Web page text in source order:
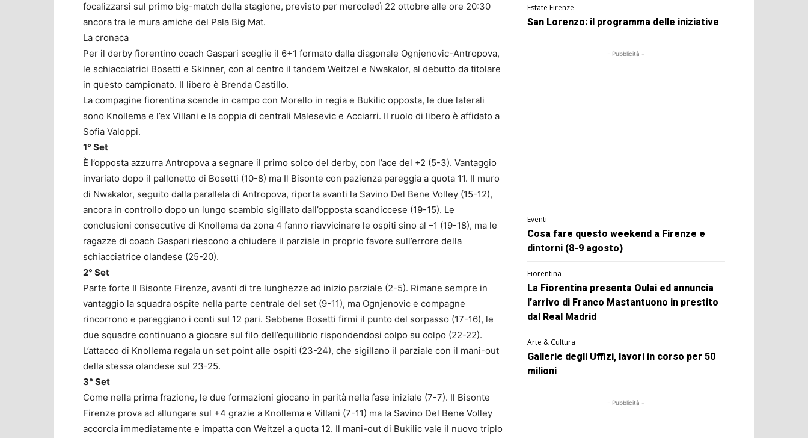
focalizzarsi sul primo big-match della stagione, previsto per mercoledì 22 ottobre alle ore 20:30
ancora tra le mura amiche del Pala Big Mat.
La cronaca
Per il derby fiorentino coach Gaspari sceglie il 6+1 formato dalla diagonale Ognjenovic-Antropova,
le schiacciatrici Bosetti e Skinner, con al centro il tandem Weitzel e Nwakalor, al debutto da titolare
in questo campionato. Il libero è Brenda Castillo.
La compagine fiorentina scende in campo con Morello in regia e Bukilic opposta, le due laterali
sono Knollema e l’ex Villani e la coppia di centrali Malesevic e Acciarri. Il ruolo di libero è affidato a
Sofia Valoppi.
1° Set
È l’opposta azzurra Antropova a segnare il primo solco del derby, con l’ace del +2 (5-3). Vantaggio
invariato dopo il pallonetto di Bosetti (10-8) ma Il Bisonte con pazienza pareggia a quota 11. Il muro
di Nwakalor, seguito dalla parallela di Antropova, riporta avanti la Savino Del Bene Volley (15-12),
ancora in controllo dopo un lungo scambio sigillato dall’opposta scandiccese (19-15). Le
conclusioni consecutive di Knollema da zona 4 fanno riavvicinare le ospiti sino al –1 (19-18), ma le
ragazze di coach Gaspari riescono a chiudere il parziale in proprio favore sull’errore della
schiacciatrice olandese (25-20).
2° Set
Parte forte Il Bisonte Firenze, avanti di tre lunghezze ad inizio parziale (2-5). Rimane sempre in
vantaggio la squadra ospite nella parte centrale del set (9-11), ma Ognjenovic e compagne
rincorrono e pareggiano i conti sul 12 pari. Sebbene Bosetti firmi il punto del sorpasso (17-16), le
due squadre continuano a giocare sul filo dell’equilibrio rispondendosi colpo su colpo (22-22).
L’attacco di Knollema regala un set point alle ospiti (23-24), che sigillano il parziale con il mani-out
della stessa olandese sul 23-25.
3° Set
Come nella prima frazione, le due formazioni giocano in parità nella fase iniziale (7-7). Il Bisonte
Firenze prova ad allungare sul +4 grazie a Knollema e Villani (7-11) ma la Savino Del Bene Volley
accorcia immediatamente e impatta con Weitzel a quota 12. Il mani-out di Bukilic vale il nuovo triplo
Estate Firenze
San Lorenzo: il programma delle iniziative
- Pubblicità -
Eventi
Cosa fare questo weekend a Firenze e
dintorni (8-9 agosto)
Fiorentina
La Fiorentina presenta Oulai ed annuncia
l’arrivo di Franco Mastantuono in prestito
dal Real Madrid
Arte & Cultura
Gallerie degli Uffizi, lavori in corso per 50
milioni
- Pubblicità -